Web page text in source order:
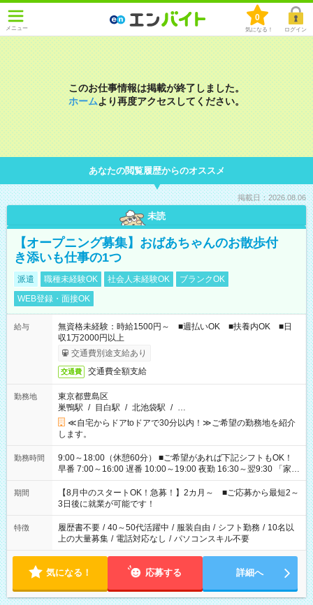
メニュー
0
気になる！ ログイン
このお仕事情報は掲載が終了しました。
ホームより再度アクセスしてください。
あなたの閲覧履歴からのオススメ
掲載日：2026.08.06
未読
【オープニング募集】おばあちゃんのお散歩付
き添いも仕事の1つ
派遣 職種未経験OK 社会人未経験OK
ブランクOK
WEB登録・面接OK
給与
無資格未経験：時給1500円～ ■週払いOK ■扶養内OK ■日
収1万2000円以上
交通費別途支給あり
交通費 交通費全額支給
勤務地
東京都豊島区
巣鴨駅 / 目白駅 / 北池袋駅 / …
≪自宅からドアtoドアで30分以内！≫ご希望の勤務地を紹介
します。
勤務時間
9:00～18:00（休憩60分） ■ご希望があれば下記シフトもOK！
早番 7:00～16:00 遅番 10:00～19:00 夜勤 16:30～翌9:30 「家族
と休みを合わせたい」 「余裕を持って夕飯の準備がしたい」
「できれば残業はしたくない」 など、ご希望を教えてください
ね。 ※Wワーク希望の方へ 今ご覧のお仕事で希望する勤務時間
と、もう1つのお仕事の勤務時間。 合計で週40時間を超える場
合は応募できません。
期間
【8月中のスタートOK！急募！】2カ月～ ■ご応募から最短2～
3日後に就業が可能です！
特徴 履歴書不要 / 40～50代活躍中 / 服装自由 / シフト勤務 / 10名以
上の大量募集 / 電話対応なし / パソコンスキル不要
気になる！ 応募する 詳細へ